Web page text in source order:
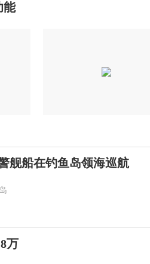
能
舰船在钓鱼岛领海巡航
万